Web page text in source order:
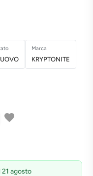
Marca
KRYPTONITE
21 agosto